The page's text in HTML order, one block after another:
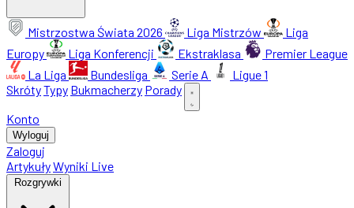
Mistrzostwa Świata 2026 Liga Mistrzów
Liga
Europy
Liga Konferencji Ekstraklasa
Premier League
La Liga
Bundesliga Serie A
Ligue 1
SkrótyTypy Bukmacherzy Porady
Konto
Wyloguj
Zaloguj
ArtykułyWyniki Live
Rozgrywki